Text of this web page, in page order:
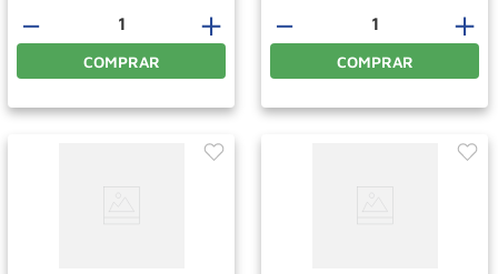
＋
－
COMPRAR
＋
－
COMPRAR